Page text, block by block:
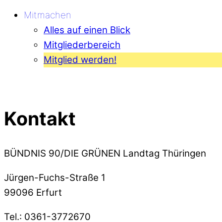
Mitmachen
Alles auf einen Blick
Mitgliederbereich
Mitglied werden!
Kontakt
BÜNDNIS 90/DIE GRÜNEN Landtag Thüringen
Jürgen-Fuchs-Straße 1
99096 Erfurt
Tel.: 0361-3772670